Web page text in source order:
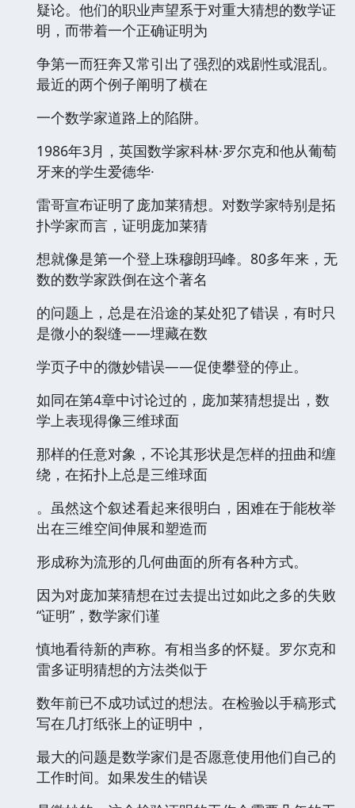
疑论。他们的职业声望系于对重大猜想的数学证
明，而带着一个正确证明为
争第一而狂奔又常引出了强烈的戏剧性或混乱。
最近的两个例子阐明了横在
一个数学家道路上的陷阱。
1986年3月，英国数学家科林·罗尔克和他从葡萄
牙来的学生爱德华·
雷哥宣布证明了庞加莱猜想。对数学家特别是拓
扑学家而言，证明庞加莱猜
想就像是第一个登上珠穆朗玛峰。80多年来，无
数的数学家跌倒在这个著名
的问题上，总是在沿途的某处犯了错误，有时只
是微小的裂缝——埋藏在数
学页子中的微妙错误——促使攀登的停止。
如同在第4章中讨论过的，庞加莱猜想提出，数
学上表现得像三维球面
那样的任意对象，不论其形状是怎样的扭曲和缠
绕，在拓扑上总是三维球面
。虽然这个叙述看起来很明白，困难在于能枚举
出在三维空间伸展和塑造而
形成称为流形的几何曲面的所有各种方式。
因为对庞加莱猜想在过去提出过如此之多的失败
“证明”，数学家们谨
慎地看待新的声称。有相当多的怀疑。罗尔克和
雷多证明猜想的方法类似于
数年前已不成功试过的想法。在检验以手稿形式
写在几打纸张上的证明中，
最大的问题是数学家们是否愿意使用他们自己的
工作时间。如果发生的错误